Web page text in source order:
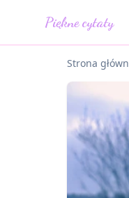
Piękne cytaty
Strona